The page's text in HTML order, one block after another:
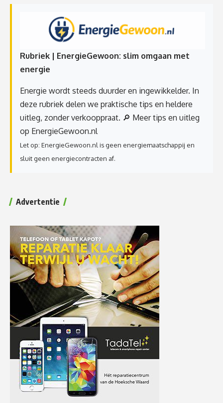
Rubriek | EnergieGewoon: slim omgaan met
energie
Energie wordt steeds duurder en ingewikkelder. In
deze rubriek delen we praktische tips en heldere
uitleg, zonder verkooppraat. 🔎 Meer tips en uitleg
op EnergieGewoon.nl
Let op: EnergieGewoon.nl is geen energiemaatschappij en
sluit geen energiecontracten af.
Advertentie